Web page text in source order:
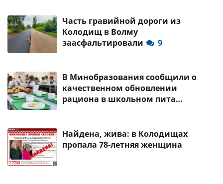
Часть гравийной дороги из
Колодищ в Волму
заасфальтировали
9
В Минобразования сообщили о
качественном обновлении
рациона в школьном пита…
Найдена, жива: в Колодищах
пропала 78-летняя женщина